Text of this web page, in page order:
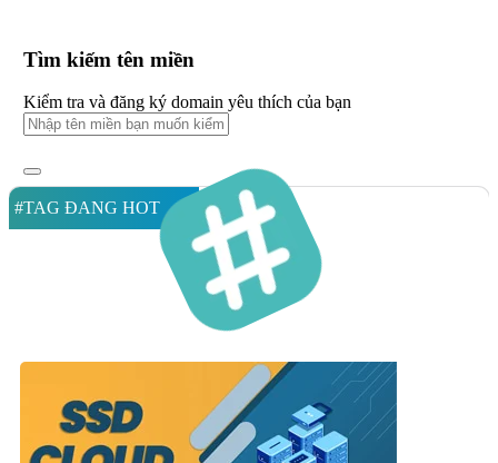
Tìm kiếm tên miền
Kiểm tra và đăng ký domain yêu thích của bạn
#TAG ĐANG HOT